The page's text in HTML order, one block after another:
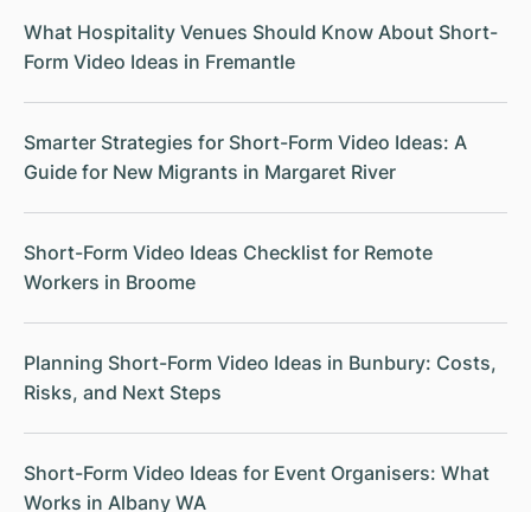
What Hospitality Venues Should Know About Short-
Form Video Ideas in Fremantle
Smarter Strategies for Short-Form Video Ideas: A
Guide for New Migrants in Margaret River
Short-Form Video Ideas Checklist for Remote
Workers in Broome
Planning Short-Form Video Ideas in Bunbury: Costs,
Risks, and Next Steps
Short-Form Video Ideas for Event Organisers: What
Works in Albany WA